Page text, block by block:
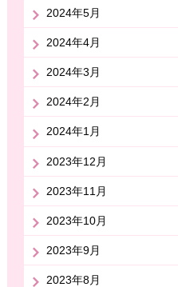
2024年5月
2024年4月
2024年3月
2024年2月
2024年1月
2023年12月
2023年11月
2023年10月
2023年9月
2023年8月